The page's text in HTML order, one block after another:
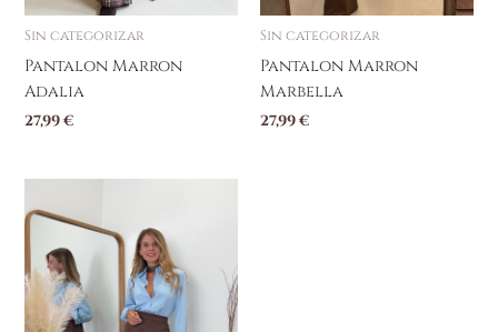
Sin categorizar
Pantalon Marron
Adalia
27,99€
página
de
producto
Sin categorizar
Pantalon Marron
Marbella
27,99€
página
de
producto